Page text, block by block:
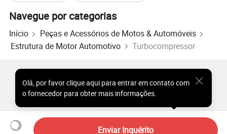
Navegue por categorias
Início
Peças e Acessórios de Motos & Automóveis
Estrutura de Motor Automotivo
Turbocompressor
Enviar Inquérito
Olá, por favor clique aqui para entrar em contato com
o fornecedor para obter mais informações.
Produtos Quentes por Atacado
Comprador de Estrela
Percepções
Sobre
Acordo do Usuário Política de Privacidade
Contato
Copyright © 2026 Focus Technology Co., Ltd. All Rights Reserved